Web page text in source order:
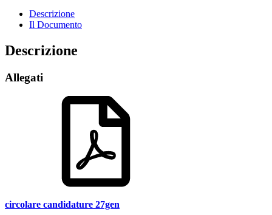
Descrizione
Il Documento
Descrizione
Allegati
circolare candidature 27gen